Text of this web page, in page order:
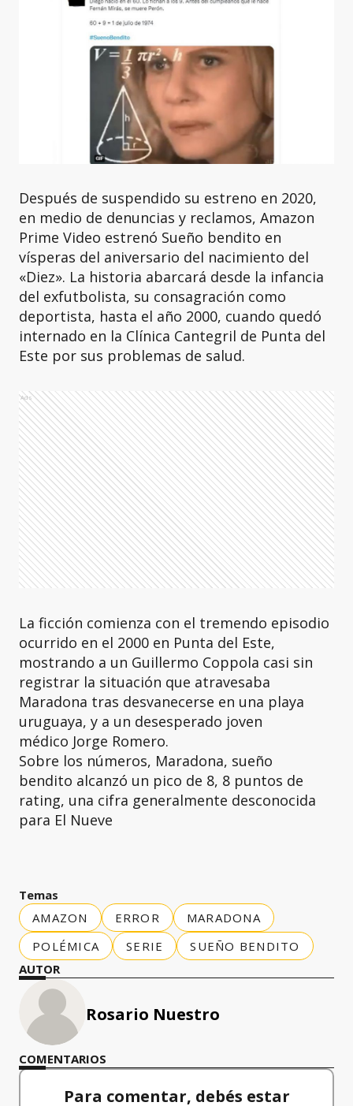
Después de suspendido su estreno en 2020,
en medio de denuncias y reclamos, Amazon
Prime Video estrenó Sueño bendito en
vísperas del aniversario del nacimiento del
«Diez». La historia abarcará desde la infancia
del exfutbolista, su consagración como
deportista, hasta el año 2000, cuando quedó
internado en la Clínica Cantegril de Punta del
Este por sus problemas de salud.
Ads
La ficción comienza con el tremendo episodio
ocurrido en el 2000 en Punta del Este,
mostrando a un Guillermo Coppola casi sin
registrar la situación que atravesaba
Maradona tras desvanecerse en una playa
uruguaya, y a un desesperado joven
médico Jorge Romero.
Sobre los números, Maradona, sueño
bendito alcanzó un pico de 8, 8 puntos de
rating, una cifra generalmente desconocida
para El Nueve
Temas
AMAZON
ERROR
MARADONA
POLÉMICA
SERIE
SUEÑO BENDITO
AUTOR
Rosario Nuestro
COMENTARIOS
Para comentar, debés estar